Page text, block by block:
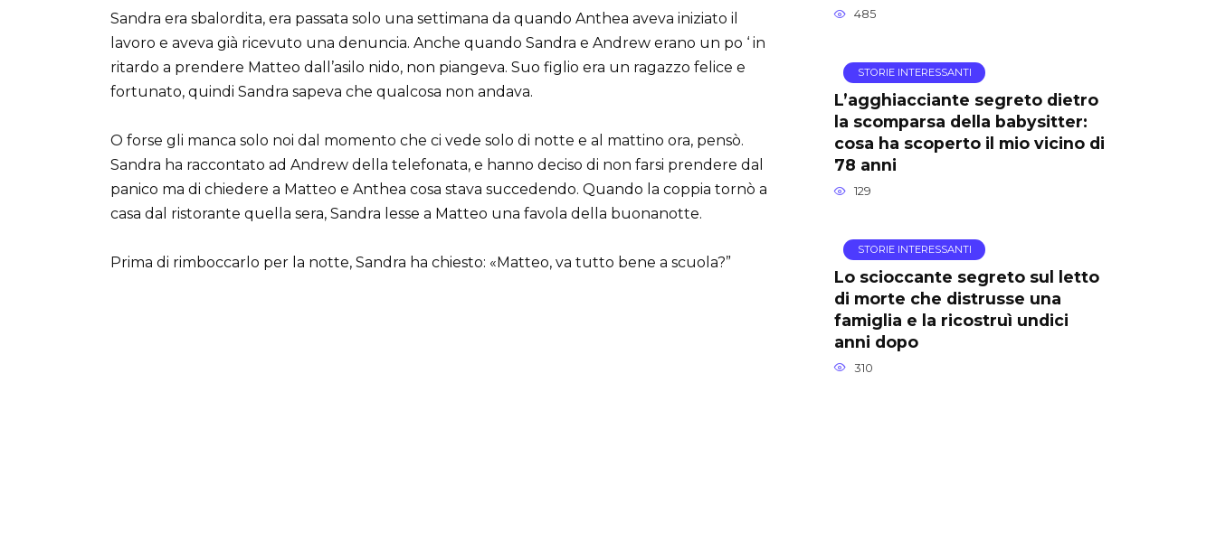
Sandra era sbalordita, era passata solo una settimana da quando Anthea aveva iniziato il
lavoro e aveva già ricevuto una denuncia. Anche quando Sandra e Andrew erano un po ‘ in
ritardo a prendere Matteo dall’asilo nido, non piangeva. Suo figlio era un ragazzo felice e
fortunato, quindi Sandra sapeva che qualcosa non andava.
O forse gli manca solo noi dal momento che ci vede solo di notte e al mattino ora, pensò.
Sandra ha raccontato ad Andrew della telefonata, e hanno deciso di non farsi prendere dal
panico ma di chiedere a Matteo e Anthea cosa stava succedendo. Quando la coppia tornò a
casa dal ristorante quella sera, Sandra lesse a Matteo una favola della buonanotte.
Prima di rimboccarlo per la notte, Sandra ha chiesto: «Matteo, va tutto bene a scuola?”
485
STORIE INTERESSANTI
L’agghiacciante segreto dietro
la scomparsa della babysitter:
cosa ha scoperto il mio vicino di
78 anni
129
STORIE INTERESSANTI
Lo scioccante segreto sul letto
di morte che distrusse una
famiglia e la ricostruì undici
anni dopo
310